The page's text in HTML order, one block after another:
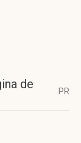
de
PR